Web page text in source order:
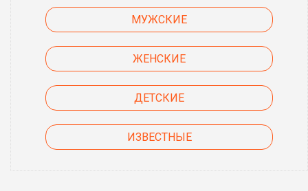
МУЖСКИЕ
ЖЕНСКИЕ
ДЕТСКИЕ
ИЗВЕСТНЫЕ